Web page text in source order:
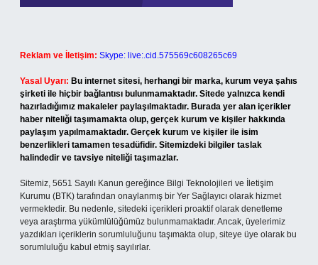
Reklam ve İletişim: Skype: live:.cid.575569c608265c69
Yasal Uyarı: Bu internet sitesi, herhangi bir marka, kurum veya şahıs
şirketi ile hiçbir bağlantısı bulunmamaktadır. Sitede yalnızca kendi
hazırladığımız makaleler paylaşılmaktadır. Burada yer alan içerikler
haber niteliği taşımamakta olup, gerçek kurum ve kişiler hakkında
paylaşım yapılmamaktadır. Gerçek kurum ve kişiler ile isim
benzerlikleri tamamen tesadüfidir. Sitemizdeki bilgiler taslak
halindedir ve tavsiye niteliği taşımazlar.
Sitemiz, 5651 Sayılı Kanun gereğince Bilgi Teknolojileri ve İletişim
Kurumu (BTK) tarafından onaylanmış bir Yer Sağlayıcı olarak hizmet
vermektedir. Bu nedenle, sitedeki içerikleri proaktif olarak denetleme
veya araştırma yükümlülüğümüz bulunmamaktadır. Ancak, üyelerimiz
yazdıkları içeriklerin sorumluluğunu taşımakta olup, siteye üye olarak bu
sorumluluğu kabul etmiş sayılırlar.